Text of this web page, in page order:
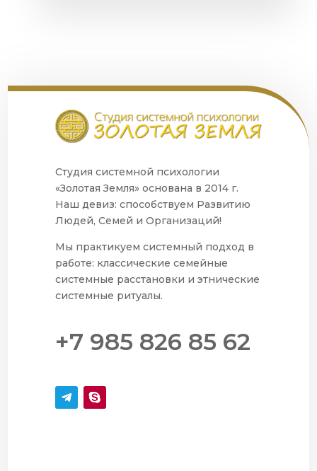
Студия системной психологии
«Золотая Земля» основана в 2014 г.
Наш девиз: способствуем Развитию
Людей, Семей и Организаций!
Мы практикуем системный подход в
работе: классические семейные
системные расстановки и этнические
системные ритуалы.
+7 985 826 85 62